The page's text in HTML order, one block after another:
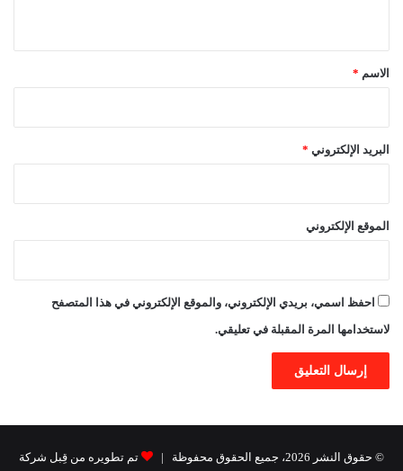
*الاسم *
البريد الإلكتروني *
الموقع الإلكتروني
احفظ اسمي، بريدي الإلكتروني، والموقع الإلكتروني في هذا المتصفح
لاستخدامها المرة المقبلة في تعليقي.
© حقوق النشر 2026، جميع الحقوق محفوظة | تم تطويره من قِبل شركة